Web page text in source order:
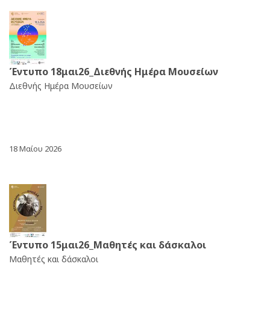
Έντυπο 18μαι26_Διεθνής Ημέρα Μουσείων
Διεθνής Ημέρα Μουσείων
18 Μαίου 2026
Έντυπο 15μαι26_Μαθητές και δάσκαλοι
Μαθητές και δάσκαλοι